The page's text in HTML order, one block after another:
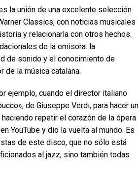
la unión de una excelente selección
Classics, con noticias musicales
y relacionarla con otros hechos.
de la emisora: la
de sonido y el conocimiento de
de la música catalana.
ejemplo, cuando el director italiano
de Giuseppe Verdi, para hacer un
repetir el corazón de la ópera
YouTube y dio la vuelta al mundo. Es
de este disco, que no sólo está
al jazz, sino también todas